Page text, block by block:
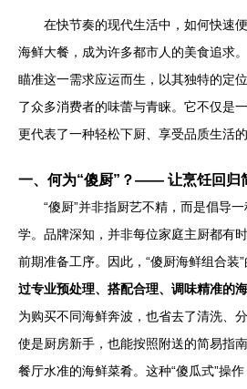
在快节奏的现代生活中，如何快速
海鲜大餐，成为许多都市人的美食追求
瞄准这一需求应运而生，以其独特的定
了众多消费者的味蕾与青睐。它不仅是
更代表了一种轻松下厨、享受品质生活的
一、何为“傻厨”？—— 让烹饪回归
“傻厨”并非指厨艺不精，而是倡导
学。品牌深知，并非每位家庭主厨都有
前期准备工序。因此，“傻厨海鲜组合装”
过专业预处理、搭配合理、调味精准的
为购买不同海鲜奔波，也省去了清洗、
使是厨房新手，也能按照附送的简易指
餐厅水准的海鲜菜肴。这种“傻瓜式”操